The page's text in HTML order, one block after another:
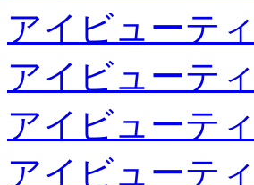
アイビューテ
アイビューテ
アイビューテ
アイビューテ